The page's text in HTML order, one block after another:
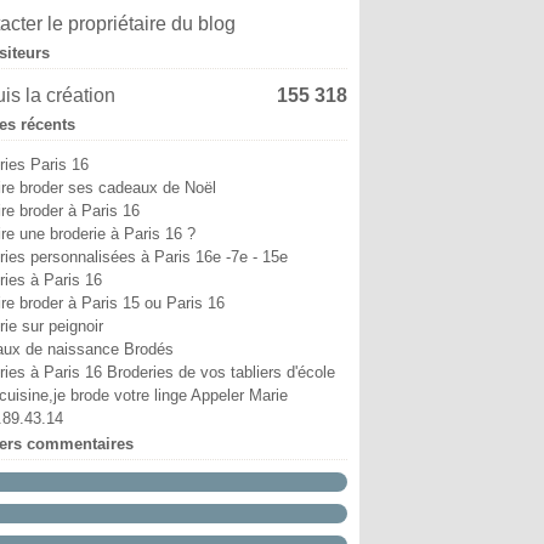
(6)
(3)
(2)
(5)
(4)
(6)
(7)
(5)
(2)
(9)
(11)
(6)
(6)
(8)
(5)
(8)
(12)
(12)
(14)
(18)
(7)
(1)
(15)
(17)
(12)
(19)
(13)
(18)
(10)
(38)
(52)
le propriétaire du blog
la création 155 318
récents
Paris 16
broder ses cadeaux de Noël
broder à Paris 16
une broderie à Paris 16 ?
personnalisées à Paris 16e -7e - 15e
à Paris 16
broder à Paris 15 ou Paris 16
sur peignoir
de naissance Brodés
à Paris 16 Broderies de vos tabliers d'école
brode votre linge Appeler Marie
commentaires